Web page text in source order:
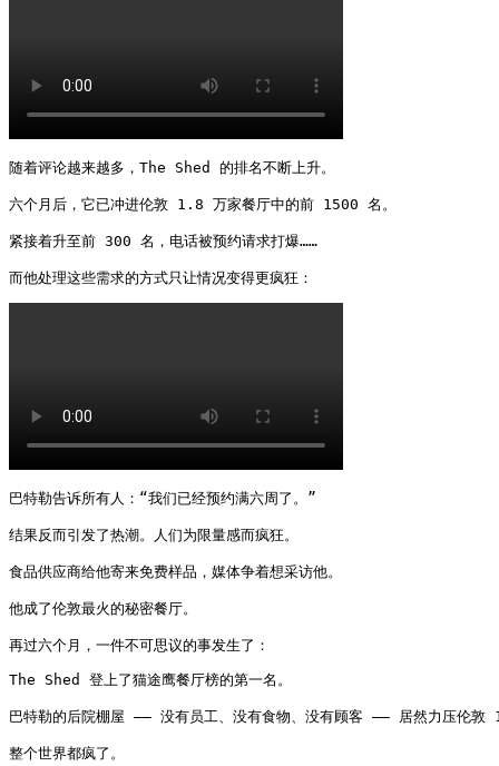
随着评论越来越多，The Shed 的排名不断上升。
六个月后，它已冲进伦敦 1.8 万家餐厅中的前 1500 名。
紧接着升至前 300 名，电话被预约请求打爆……
而他处理这些需求的方式只让情况变得更疯狂：
巴特勒告诉所有人：“我们已经预约满六周了。”
结果反而引发了热潮。人们为限量感而疯狂。
食品供应商给他寄来免费样品，媒体争着想采访他。
他成了伦敦最火的秘密餐厅。
再过六个月，一件不可思议的事发生了：
The Shed 登上了猫途鹰餐厅榜的第一名。
巴特勒的后院棚屋 —— 没有员工、没有食物、没有顾客 —— 居然力压伦
整个世界都疯了。